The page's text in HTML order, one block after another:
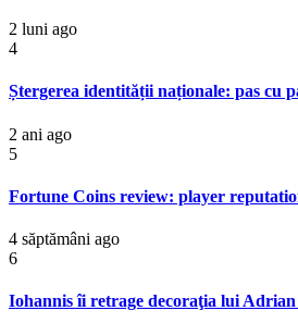
2 luni ago
4
Ștergerea identității naționale: pas cu
2 ani ago
5
Fortune Coins review: player
4 săptămâni ago
6
Iohannis îi retrage decoraţia lui